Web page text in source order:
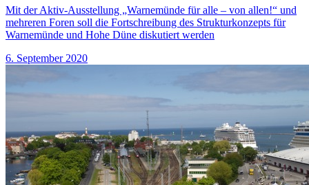
Mit der Aktiv-Ausstellung „Warnemünde für alle – von allen!“ und
mehreren Foren soll die Fortschreibung des Strukturkonzepts für
Warnemünde und Hohe Düne diskutiert werden
6. September 2020